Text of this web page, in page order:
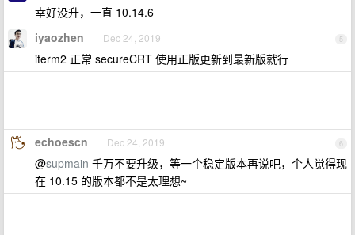
幸好没升，一直 10.14.6
5
iyaozhen Dec 24, 2019
iterm2 正常 secureCRT 使用正版更新到最新版就行
6
echoescn Dec 24, 2019
@supmain 千万不要升级，等一个稳定版本再说吧，个人觉得现
在 10.15 的版本都不是太理想~